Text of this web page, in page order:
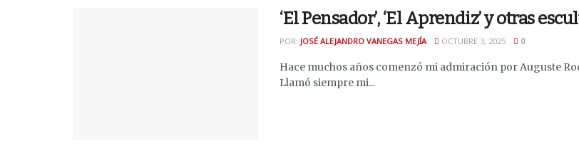
‘El Pensador’, ‘El Aprendiz’ y otras
POR: JOSÉ ALEJANDRO VANEGAS MEJÍA OCTUBRE 3, 2025 0
Hace muchos años comenzó mi admiración por Auguste
Llamó siempre mi...